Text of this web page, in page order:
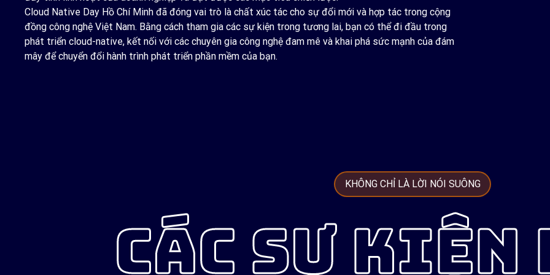
Cloud Native Day Hồ Chí Minh đã đóng vai trò là chất xúc tác cho sự đổi mới và hợp tác trong cộng
đồng công nghệ Việt Nam. Bằng cách tham gia các sự kiện trong tương lai, bạn có thể đi đầu trong
phát triển cloud-native, kết nối với các chuyên gia công nghệ đam mê và khai phá sức mạnh của đám
mây để chuyển đổi hành trình phát triển phần mềm của bạn.
KHÔNG CHỈ LÀ LỜI NÓI SUÔNG
CÁC SỰ KIỆN